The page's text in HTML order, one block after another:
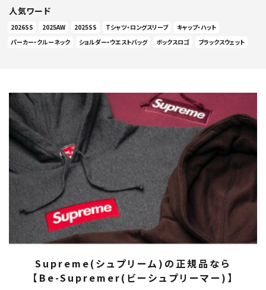
人気ワード
2026SS 2025AW 2025SS Tシャツ・ロングスリーブ
キャップ・ハット
パーカー・クルーネック
ショルダー・ウエストバッグ ボックスロゴ ブラックスウェット
Supreme(シュプリーム)の正規品なら
【Be-Supremer(ビーシュプリーマー)】